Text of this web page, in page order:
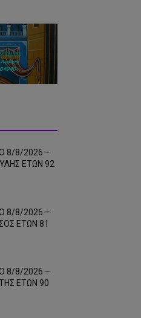
8/8/2026 –
ΕΤΩΝ 92
8/8/2026 –
ΕΤΩΝ 81
8/8/2026 –
ΕΤΩΝ 90